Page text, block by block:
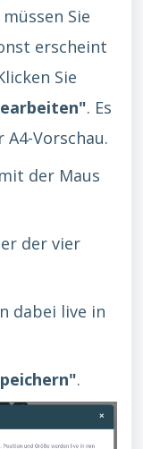
Sie
erscheint
Sie
. Es
Vorschau.
der Maus
der vier
dabei live in
.